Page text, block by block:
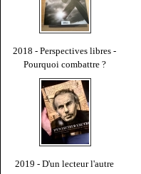
2018 - Perspectives libres -
Pourquoi combattre ?
2019 - D'un lecteur l'autre